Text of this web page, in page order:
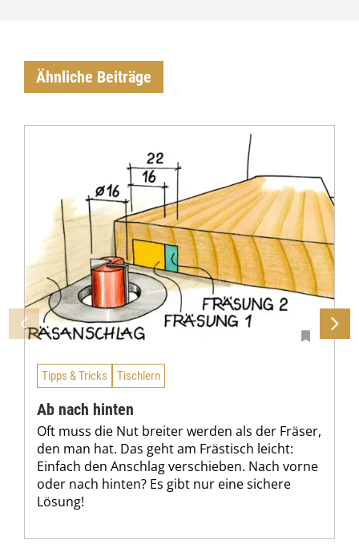
Ähnliche Beiträge
Tipps & Tricks Tischlern
Ab nach hinten
Oft muss die Nut breiter werden als der Fräser,
den man hat. Das geht am Frästisch leicht:
Einfach den Anschlag verschieben. Nach vorne
oder nach hinten? Es gibt nur eine sichere
Lösung!